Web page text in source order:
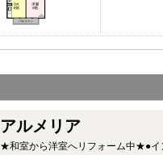
アルメリア
★和室から洋室へリフォーム中★●イ